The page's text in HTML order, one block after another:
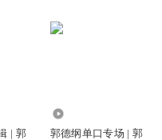
| 郭
郭德纲单口专场 | 郭